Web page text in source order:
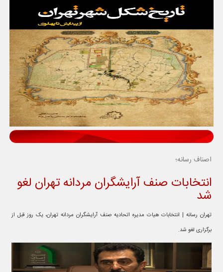
اصناف رسانه؛
انتخابات صنف آرایشگران مردانه تهران لغو
شد
تهران رسانه | انتخابات هیات مدیره اتحادیه صنف آرایشگران مردانه تهران، یک روز قبل از
برگزاری لغو شد.